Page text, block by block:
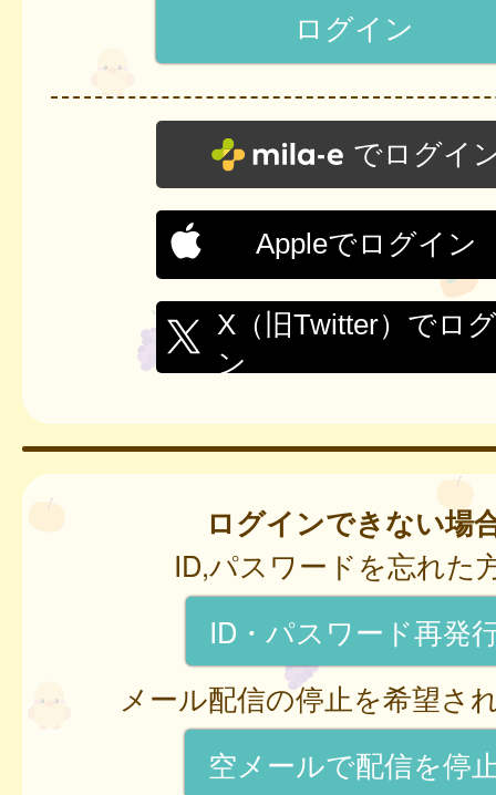
でログイ
Appleでログイン
X（旧Twitter）でロ
ン
ログインできない場
ID,パスワードを忘れた
ID・パスワード再発
メール配信の停止を希望さ
空メールで配信を停